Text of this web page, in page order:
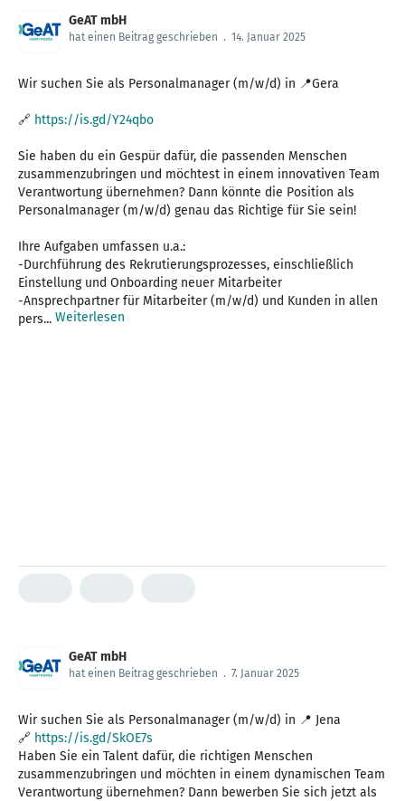
GeAT mbH
hat einen Beitrag geschrieben . 14. Januar 2025
Wir suchen Sie als Personalmanager (m/w/d) in 📍Gera
🔗 https://is.gd/Y24qbo
Sie haben du ein Gespür dafür, die passenden Menschen
zusammenzubringen und möchtest in einem innovativen Team
Verantwortung übernehmen? Dann könnte die Position als
Personalmanager (m/w/d) genau das Richtige für Sie sein!
Ihre Aufgaben umfassen u.a.:
-Durchführung des Rekrutierungsprozesses, einschließlich
Einstellung und Onboarding neuer Mitarbeiter
-Ansprechpartner für Mitarbeiter (m/w/d) und Kunden in allen
pers... Weiterlesen
GeAT mbH
hat einen Beitrag geschrieben . 7. Januar 2025
Wir suchen Sie als Personalmanager (m/w/d) in 📍 Jena
🔗 https://is.gd/SkOE7s
Haben Sie ein Talent dafür, die richtigen Menschen
zusammenzubringen und möchten in einem dynamischen Team
Verantwortung übernehmen? Dann bewerben Sie sich jetzt als